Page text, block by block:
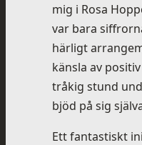
mig i Rosa
var bara
härligt
känsla av
tråkig stund
bjöd på sig
Ett fantastiskt